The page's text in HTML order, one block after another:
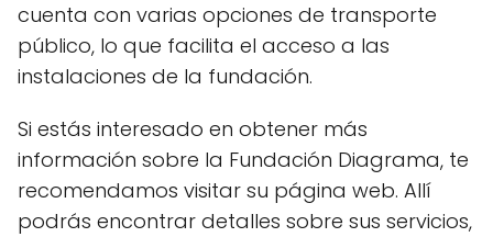
cuenta con varias opciones de transporte
público, lo que facilita el acceso a las
instalaciones de la fundación.
Si estás interesado en obtener más
información sobre la Fundación Diagrama, te
recomendamos visitar su página web. Allí
podrás encontrar detalles sobre sus servicios,